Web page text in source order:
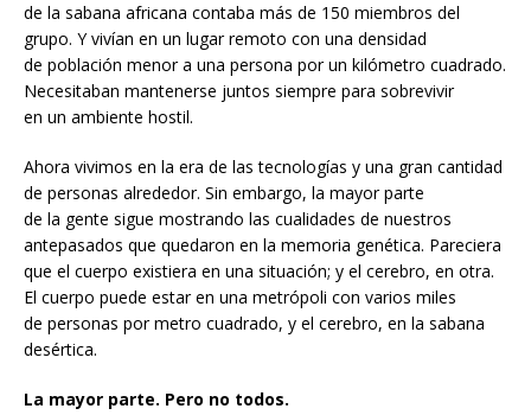
de la sabana africana contaba más de 150 miembros del
grupo. Y vivían en un lugar remoto con una densidad
de población menor a una persona por un kilómetro cuadrado.
Necesitaban mantenerse juntos siempre para sobrevivir
en un ambiente hostil.
Ahora vivimos en la era de las tecnologías y una gran cantidad
de personas alrededor. Sin embargo, la mayor parte
de la gente sigue mostrando las cualidades de nuestros
antepasados que quedaron en la memoria genética. Pareciera
que el cuerpo existiera en una situación; y el cerebro, en otra.
El cuerpo puede estar en una metrópoli con varios miles
de personas por metro cuadrado, y el cerebro, en la sabana
desértica.
La mayor parte. Pero no todos.